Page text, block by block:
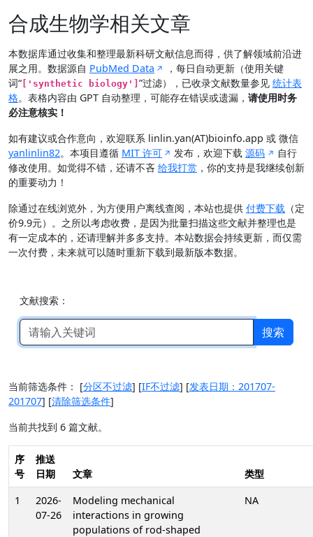
合成生物学相关文章
本数据库通过收集和整理最新科研文献信息而得，供了解领域前沿进
展之用。数据源自 PubMed Data
，每日自动更新（使用关键
词“ ['synthetic biology'] ”过滤），已收录文献数量参见 统计表
格。表格内容由 GPT 自动整理，可能存在错误或遗漏， 请使用时务
必注意核实！
如有建议或合作意向，欢迎联系 linlin.yan(AT)bioinfo.app 或 微信
yanlinlin82。本项目遵循 MIT 许可 发布，欢迎下载源码
自行
修改使用。如觉得不错，还请不吝 给我打赏 ，你的支持是我继续创新
的重要动力！
除通过在线浏览外，为方便用户离线查阅，本站也提供 付费下载 （定
价9.9元）。之所以考虑收费，是因为批量扫描这些文献并整理也是
有一定成本的，还请理解并多多支持。本站数据会持续更新，而仅需
一次付费，未来就可以随时重新下载到最新版本数据。
文献搜索：
搜索
当前筛选条件： [分区不过滤] [IF不过滤] [发表日期：201707-
201707] [清除筛选条件]
当前共找到 6 篇文献。
序
号
推送
日期
文章
类型
1
2026-
07-26
Modeling mechanical
interactions in growing
populations of rod-shaped
NA